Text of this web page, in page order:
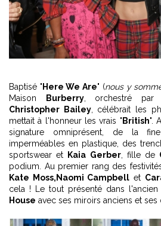
Baptisé " Here We Are" (nous y
Maison
Burberry, orchestré par
Christopher Bailey, célébrait les
mettait à l'honneur les vrais " British".
signature omniprésent, de la
imperméables en plastique, des
sportswear et
Kaia Gerber, fille de
podium. Au premier rang des
Kate Moss,Naomi Campbell et
cela ! Le tout présenté dans
House avec ses miroirs anciens et ses